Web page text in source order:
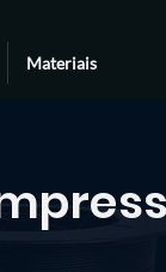
Materiais